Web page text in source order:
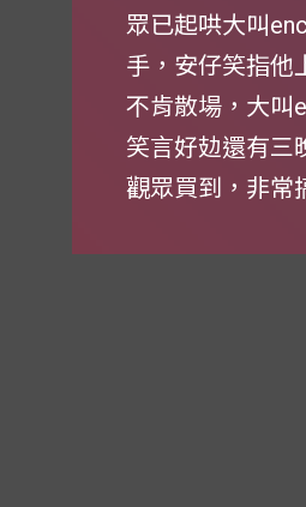
眾已起哄大叫
手，安仔笑指他
不肯散場，大叫
笑言好攰還有三
觀眾買到，非常